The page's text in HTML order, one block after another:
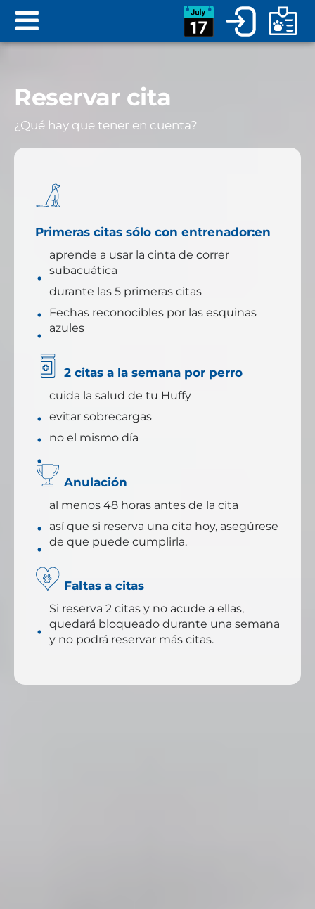
Reservar cita
¿Qué hay que tener en cuenta?
Primeras citas sólo con entrenador:en
aprende a usar la cinta de correr
subacuática
durante las 5 primeras citas
Fechas reconocibles por las esquinas
azules
2 citas a la semana por perro
cuida la salud de tu Huffy
evitar sobrecargas
no el mismo día
Anulación
al menos 48 horas antes de la cita
así que si reserva una cita hoy, asegúrese
de que puede cumplirla.
Faltas a citas
Si reserva 2 citas y no acude a ellas,
quedará bloqueado durante una semana
y no podrá reservar más citas.